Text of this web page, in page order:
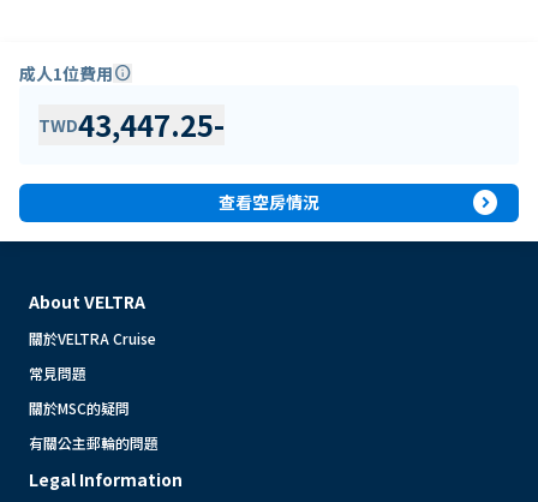
成人1位費用info
TWD43,447.25-
查看空房情況 expand_circle_right
About VELTRA
關於VELTRA Cruise
常見問題
關於MSC的疑問
有關公主郵輪的問題
Legal Information